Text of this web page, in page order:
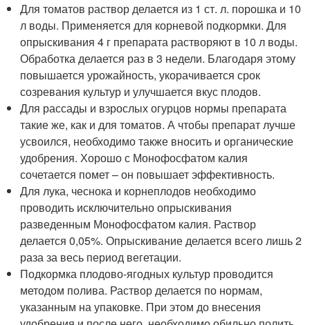
Для томатов раствор делается из 1 ст. л. порошка и 10
л воды. Применяется для корневой подкормки. Для
опрыскивания 4 г препарата растворяют в 10 л воды.
Обработка делается раз в 3 недели. Благодаря этому
повышается урожайность, укорачивается срок
созревания культур и улучшается вкус плодов.
Для рассады и взрослых огурцов нормы препарата
такие же, как и для томатов. А чтобы препарат лучше
усвоился, необходимо также вносить и органические
удобрения. Хорошо с Монофосфатом калия
сочетается помет – он повышает эффективность.
Для лука, чеснока и корнеплодов необходимо
проводить исключительно опрыскивания
разведенным Монофосфатом калия. Раствор
делается 0,05%. Опрыскивание делается всего лишь 2
раза за весь период вегетации.
Подкормка плодово-ягодных культур проводится
методом полива. Раствор делается по нормам,
указанным на упаковке. При этом до внесения